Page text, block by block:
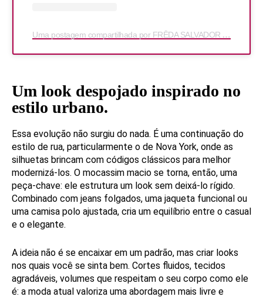
Uma postagem compartilhada por FRĒDA SALVADOR (@fredasalvador)
Um look despojado inspirado no
estilo urbano.
Essa evolução não surgiu do nada. É uma continuação do
estilo de rua, particularmente o de Nova York, onde as
silhuetas brincam com códigos clássicos para melhor
modernizá-los. O mocassim macio se torna, então, uma
peça-chave: ele estrutura um look sem deixá-lo rígido.
Combinado com jeans folgados, uma jaqueta funcional ou
uma camisa polo ajustada, cria um equilíbrio entre o casual
e o elegante.
A ideia não é se encaixar em um padrão, mas criar looks
nos quais você se sinta bem. Cortes fluidos, tecidos
agradáveis, volumes que respeitam o seu corpo como ele
é: a moda atual valoriza uma abordagem mais livre e